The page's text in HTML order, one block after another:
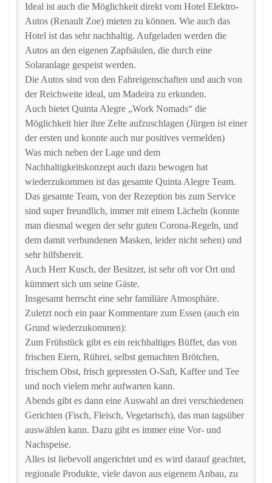
Ideal ist auch die Möglichkeit direkt vom Hotel Elektro-
Autos (Renault Zoe) mieten zu können. Wie auch das
Hotel ist das sehr nachhaltig. Aufgeladen werden die
Autos an den eigenen Zapfsäulen, die durch eine
Solaranlage gespeist werden.
Die Autos sind von den Fahreigenschaften und auch von
der Reichweite ideal, um Madeira zu erkunden.
Auch bietet Quinta Alegre „Work Nomads“ die
Möglichkeit hier ihre Zelte aufzuschlagen (Jürgen ist einer
der ersten und konnte auch nur positives vermelden)
Was mich neben der Lage und dem
Nachhaltigkeitskonzept auch dazu bewogen hat
wiederzukommen ist das gesamte Quinta Alegre Team.
Das gesamte Team, von der Rezeption bis zum Service
sind super freundlich, immer mit einem Lächeln (konnte
man diesmal wegen der sehr guten Corona-Regeln, und
dem damit verbundenen Masken, leider nicht sehen) und
sehr hilfsbereit.
Auch Herr Kusch, der Besitzer, ist sehr oft vor Ort und
kümmert sich um seine Gäste.
Insgesamt herrscht eine sehr familiäre Atmosphäre.
Zuletzt noch ein paar Kommentare zum Essen (auch ein
Grund wiederzukommen):
Zum Frühstück gibt es ein reichhaltiges Büffet, das von
frischen Eiern, Rührei, selbst gemachten Brötchen,
frischem Obst, frisch gepressten O-Saft, Kaffee und Tee
und noch vielem mehr aufwarten kann.
Abends gibt es dann eine Auswahl an drei verschiedenen
Gerichten (Fisch, Fleisch, Vegetarisch), das man tagsüber
auswählen kann. Dazu gibt es immer eine Vor- und
Nachspeise.
Alles ist liebevoll angerichtet und es wird darauf geachtet,
regionale Produkte, viele davon aus eigenem Anbau, zu